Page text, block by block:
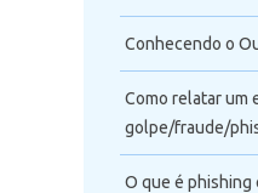
Conhecendo o
Como relatar um
golpe/fraude/
O que é phishing